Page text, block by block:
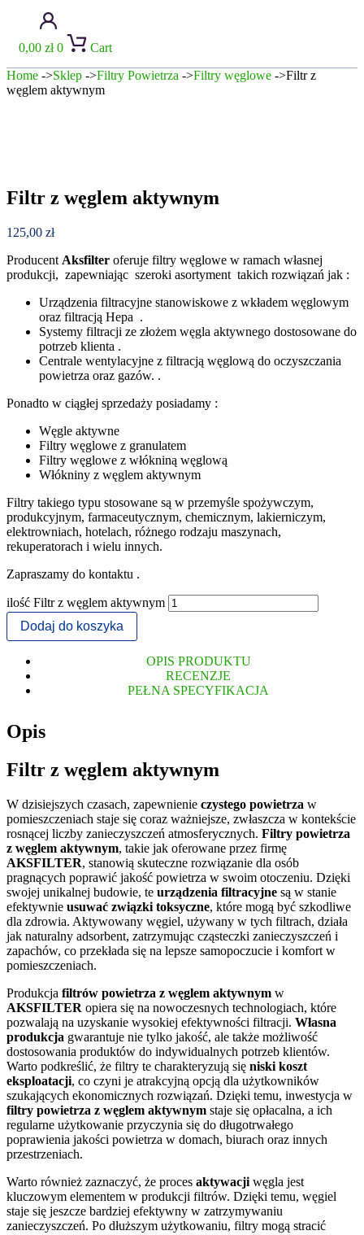
0,00 zł 0
Cart
Home ->Sklep ->Filtry Powietrza ->Filtry węglowe ->Filtr z
węglem aktywnym
Filtr z węglem aktywnym
125,00 zł
Producent Aksfilter oferuje filtry węglowe w ramach własnej
produkcji, zapewniając szeroki asortyment takich rozwiązań jak :
Urządzenia filtracyjne stanowiskowe z wkładem węglowym
oraz filtracją Hepa .
Systemy filtracji ze złożem węgla aktywnego dostosowane do
potrzeb klienta .
Centrale wentylacyjne z filtracją węglową do oczyszczania
powietrza oraz gazów. .
Ponadto w ciągłej sprzedaży posiadamy :
Węgle aktywne
Filtry węglowe z granulatem
Filtry węglowe z włókniną węglową
Włókniny z węglem aktywnym
Filtry takiego typu stosowane są w przemyśle spożywczym,
produkcyjnym, farmaceutycznym, chemicznym, lakierniczym,
elektrowniach, hotelach, różnego rodzaju maszynach,
rekuperatorach i wielu innych.
Zapraszamy do kontaktu .
ilość Filtr z węglem aktywnym
Dodaj do koszyka
OPIS PRODUKTU
RECENZJE
PEŁNA SPECYFIKACJA
Opis
Filtr z węglem aktywnym
W dzisiejszych czasach, zapewnienie czystego powietrza w
pomieszczeniach staje się coraz ważniejsze, zwłaszcza w kontekście
rosnącej liczby zanieczyszczeń atmosferycznych. Filtry powietrza
z węglem aktywnym, takie jak oferowane przez firmę
AKSFILTER, stanowią skuteczne rozwiązanie dla osób
pragnących poprawić jakość powietrza w swoim otoczeniu. Dzięki
swojej unikalnej budowie, te urządzenia filtracyjne są w stanie
efektywnie usuwać związki toksyczne, które mogą być szkodliwe
dla zdrowia. Aktywowany węgiel, używany w tych filtrach, działa
jak naturalny adsorbent, zatrzymując cząsteczki zanieczyszczeń i
zapachów, co przekłada się na lepsze samopoczucie i komfort w
pomieszczeniach.
Produkcja filtrów powietrza z węglem aktywnym w
AKSFILTER opiera się na nowoczesnych technologiach, które
pozwalają na uzyskanie wysokiej efektywności filtracji. Własna
produkcja gwarantuje nie tylko jakość, ale także możliwość
dostosowania produktów do indywidualnych potrzeb klientów.
Warto podkreślić, że filtry te charakteryzują się niski koszt
eksploatacji, co czyni je atrakcyjną opcją dla użytkowników
szukających ekonomicznych rozwiązań. Dzięki temu, inwestycja w
filtry powietrza z węglem aktywnym staje się opłacalna, a ich
regularne użytkowanie przyczynia się do długotrwałego
poprawienia jakości powietrza w domach, biurach oraz innych
przestrzeniach.
Warto również zaznaczyć, że proces aktywacji węgla jest
kluczowym elementem w produkcji filtrów. Dzięki temu, węgiel
staje się jeszcze bardziej efektywny w zatrzymywaniu
zanieczyszczeń. Po dłuższym użytkowaniu, filtry mogą stracić